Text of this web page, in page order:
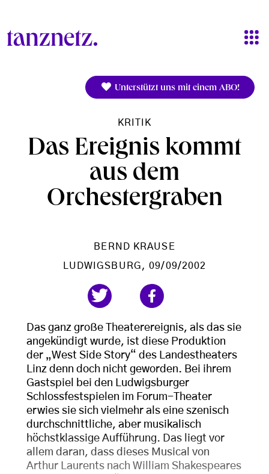
Unterstützt uns mit einem ABO!
KRITIK
Das Ereignis kommt
aus dem
Orchestergraben
BERND KRAUSE
LUDWIGSBURG , 09/09/2002
Das ganz große Theaterereignis, als das sie
angekündigt wurde, ist diese Produktion
der „West Side Story“ des Landestheaters
Linz denn doch nicht geworden. Bei ihrem
Gastspiel bei den Ludwigsburger
Schlossfestspielen im Forum-Theater
erwies sie sich vielmehr als eine szenisch
durchschnittliche, aber musikalisch
höchstklassige Aufführung. Das liegt vor
allem daran, dass dieses Musical von
Arthur Laurents nach William Shakespeares